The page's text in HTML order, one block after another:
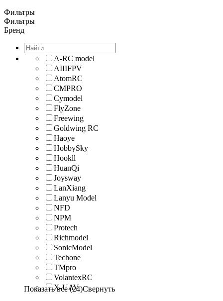
Фильтры
Фильтры
Бренд
A-RC model
AIIIFPV
AtomRC
CMPRO
Cymodel
FlyZone
Freewing
Goldwing RC
Haoye
HobbySky
Hookll
HuanQi
Joysway
LanXiang
Lanyu Model
NFD
NPM
Protech
Richmodel
SonicModel
Techone
TMpro
VolantexRC
X-UAV
Показать все (24)Свернуть